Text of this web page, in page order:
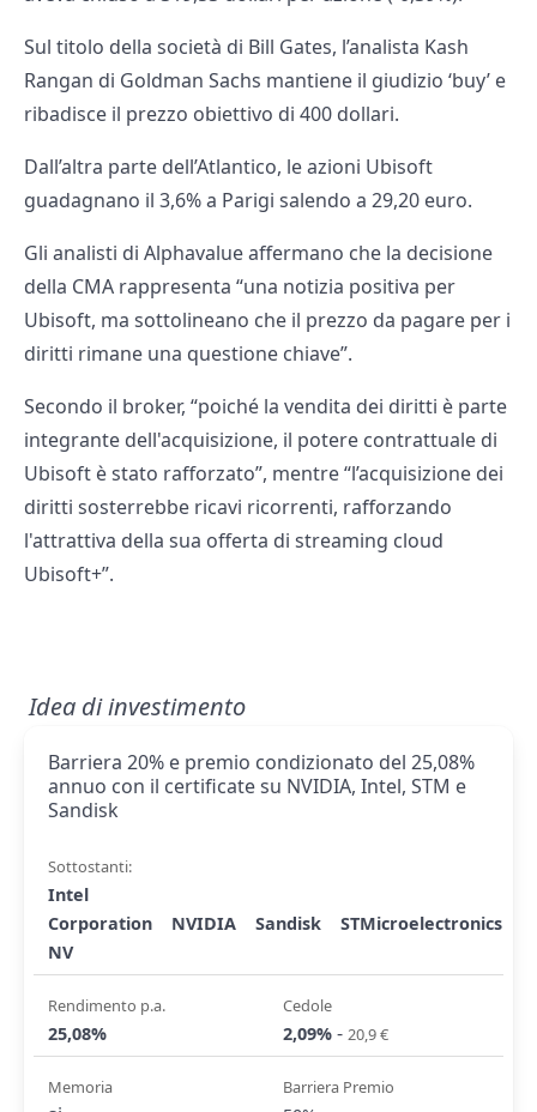
Sul titolo della società di Bill Gates, l’analista Kash
Rangan di Goldman Sachs mantiene il giudizio ‘buy’ e
ribadisce il prezzo obiettivo di 400 dollari.
Dall’altra parte dell’Atlantico, le azioni Ubisoft
guadagnano il 3,6% a Parigi salendo a 29,20 euro.
Gli analisti di Alphavalue affermano che la decisione
della CMA rappresenta “una notizia positiva per
Ubisoft, ma sottolineano che il prezzo da pagare per i
diritti rimane una questione chiave”.
Secondo il broker, “poiché la vendita dei diritti è parte
integrante dell'acquisizione, il potere contrattuale di
Ubisoft è stato rafforzato”, mentre “l’acquisizione dei
diritti sosterrebbe ricavi ricorrenti, rafforzando
l'attrattiva della sua offerta di streaming cloud
Ubisoft+”.
Idea di investimento
Barriera 20% e premio condizionato del 25,08%
annuo con il certificate su NVIDIA, Intel, STM e
Sandisk
Sottostanti:
Intel
Corporation
NVIDIA Sandisk
STMicroelectronics
NV
Rendimento p.a.
25,08%
Cedole
2,09% - 20,9 €
Memoria Barriera Premio